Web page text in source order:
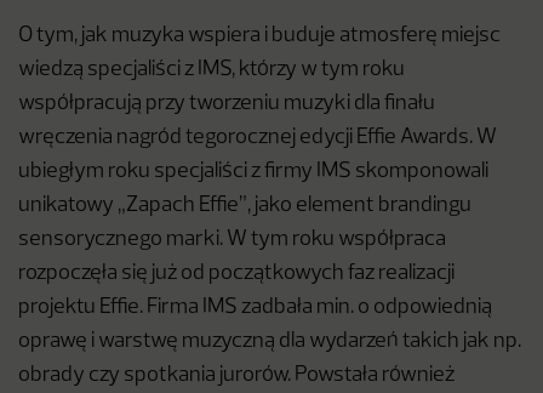
O tym, jak muzyka wspiera i buduje atmosferę miejsc
wiedzą specjaliści z IMS, którzy w tym roku
współpracują przy tworzeniu muzyki dla finału
wręczenia nagród tegorocznej edycji Effie Awards. W
ubiegłym roku specjaliści z firmy IMS skomponowali
unikatowy „Zapach Effie”, jako element brandingu
sensorycznego marki. W tym roku współpraca
rozpoczęła się już od początkowych faz realizacji
projektu Effie. Firma IMS zadbała min. o odpowiednią
oprawę i warstwę muzyczną dla wydarzeń takich jak np.
obrady czy spotkania jurorów. Powstała również